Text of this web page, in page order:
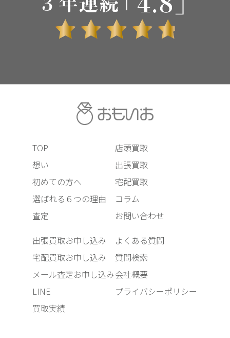
TOP
想い
初めての方へ
選ばれる６つの理由
査定
店頭買取
出張買取
宅配買取
コラム
お問い合わせ
出張買取お申し込み
宅配買取お申し込み
メール査定お申し込み
LINE
買取実績
よくある質問
質問検索
会社概要
プライバシーポリシー